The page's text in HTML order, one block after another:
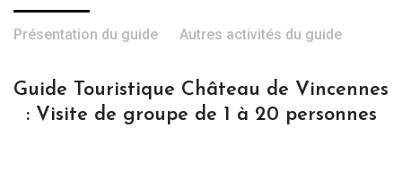
Présentation du guide Autres activités du guide
Guide Touristique Château de Vincennes
: Visite de groupe de 1 à 20 personnes